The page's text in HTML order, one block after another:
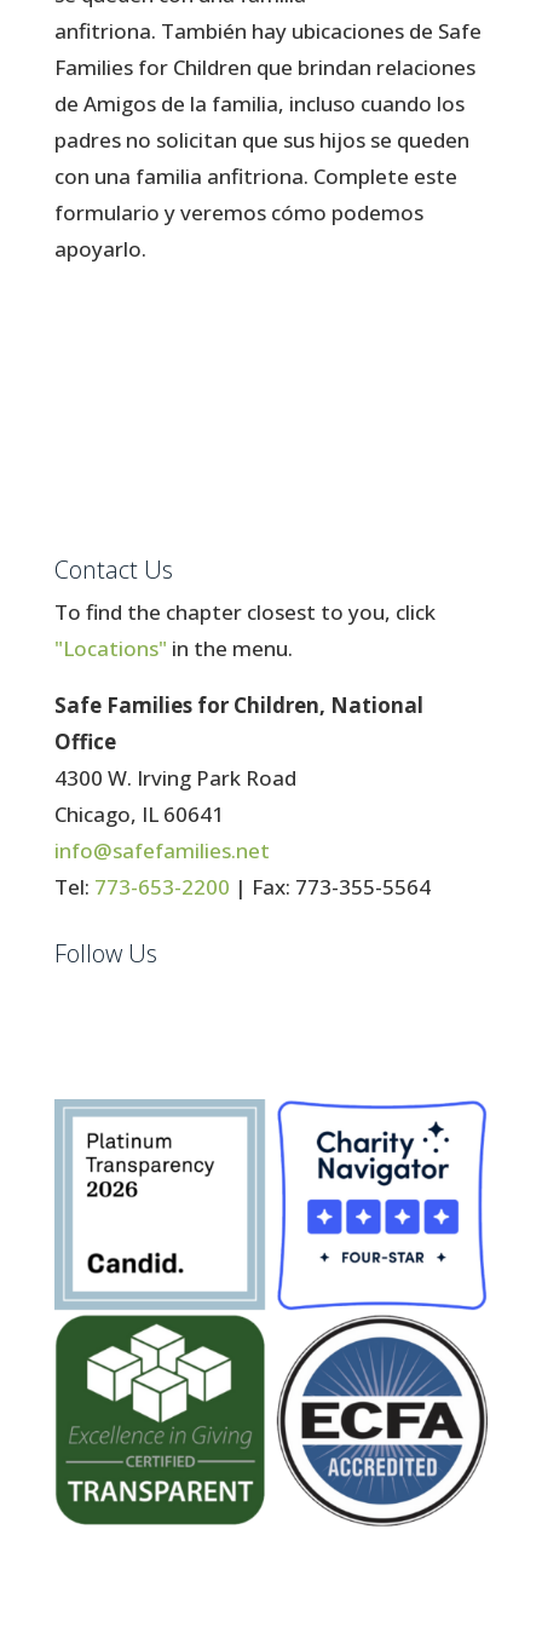
anfitriona. También hay ubicaciones de Safe
Families for Children que brindan relaciones
de Amigos de la familia, incluso cuando los
padres no solicitan que sus hijos se queden
con una familia anfitriona. Complete este
formulario y veremos cómo podemos
apoyarlo.
Contact Us
To find the chapter closest to you, click
"Locations" in the menu.
Safe Families for Children, National
Office
4300 W. Irving Park Road
Chicago, IL 60641
info@safefamilies.net
Tel: 773-653-2200 | Fax: 773-355-5564
Follow Us